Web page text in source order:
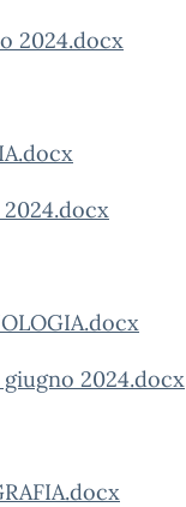
2024.docx
2024.docx
giugno 2024.docx